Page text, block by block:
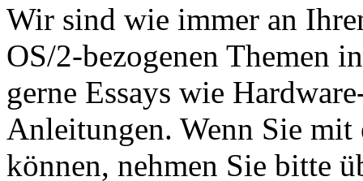
Wir sind wie immer an
OS/2-bezogenen Themen
gerne Essays wie
Anleitungen. Wenn Sie
können, nehmen Sie bitte